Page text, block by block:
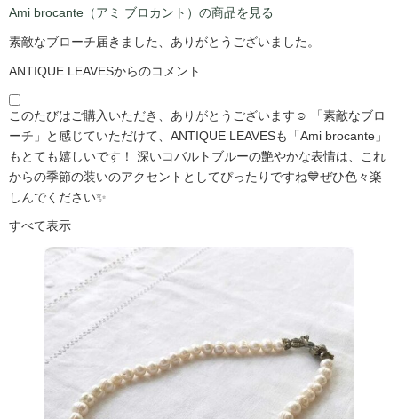
Ami brocante（アミ ブロカント）の商品を見る
素敵なブローチ届きました、ありがとうございました。
ANTIQUE LEAVESからのコメント
このたびはご購入いただき、ありがとうございます☺️ 「素敵なブロ
ーチ」と感じていただけて、ANTIQUE LEAVESも「Ami brocante」
もとても嬉しいです！ 深いコバルトブルーの艶やかな表情は、これ
からの季節の装いのアクセントとしてぴったりですね💙ぜひ色々楽
しんでください✨
すべて表示